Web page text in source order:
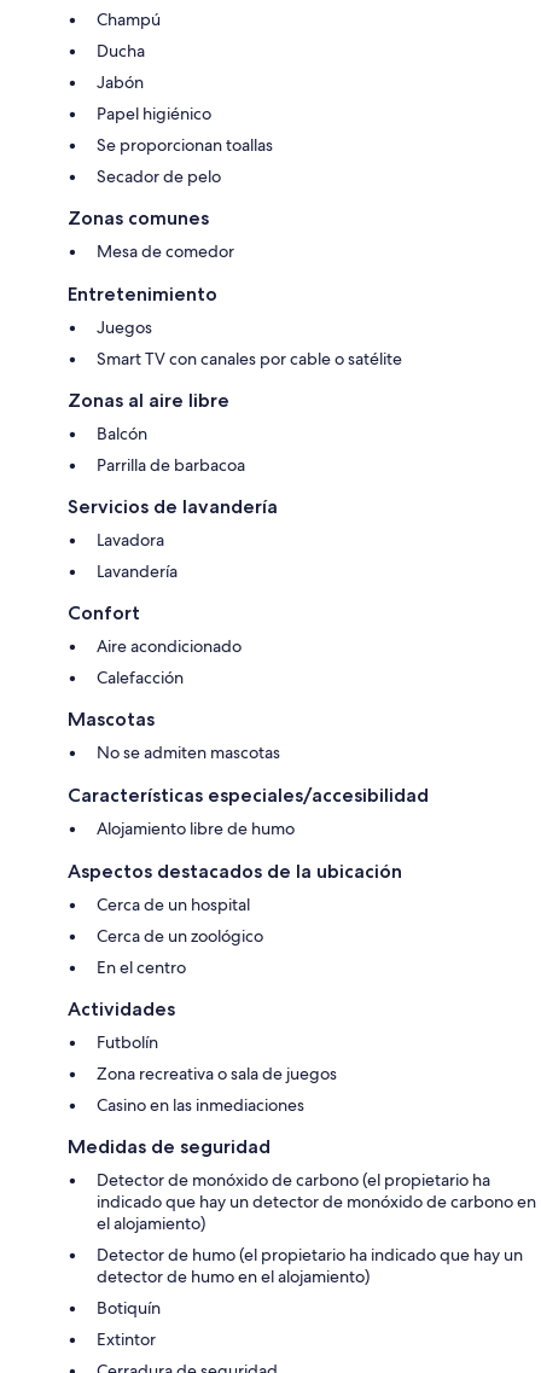
Champú
Ducha
Jabón
Papel higiénico
Se proporcionan toallas
Secador de pelo
Zonas comunes
Mesa de comedor
Entretenimiento
Juegos
Smart TV con canales por cable o satélite
Zonas al aire libre
Balcón
Parrilla de barbacoa
Servicios de lavandería
Lavadora
Lavandería
Confort
Aire acondicionado
Calefacción
Mascotas
No se admiten mascotas
Características especiales/accesibilidad
Alojamiento libre de humo
Aspectos destacados de la ubicación
Cerca de un hospital
Cerca de un zoológico
En el centro
Actividades
Futbolín
Zona recreativa o sala de juegos
Casino en las inmediaciones
Medidas de seguridad
Detector de monóxido de carbono (el propietario ha
indicado que hay un detector de monóxido de carbono en
el alojamiento)
Detector de humo (el propietario ha indicado que hay un
detector de humo en el alojamiento)
Botiquín
Extintor